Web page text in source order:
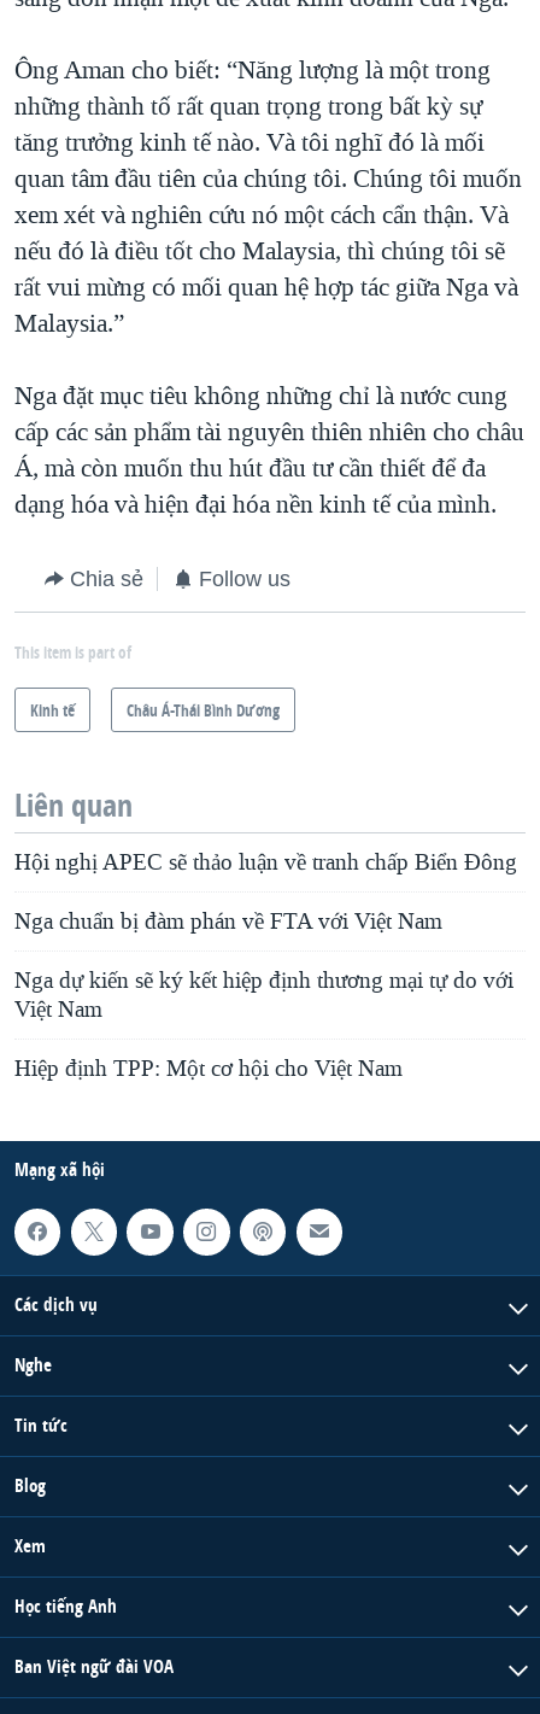
Ông Aman cho biết: “Năng lượng là một trong
những thành tố rất quan trọng trong bất kỳ sự
tăng trưởng kinh tế nào. Và tôi nghĩ đó là mối
quan tâm đầu tiên của chúng tôi. Chúng tôi muốn
xem xét và nghiên cứu nó một cách cẩn thận. Và
nếu đó là điều tốt cho Malaysia, thì chúng tôi sẽ
rất vui mừng có mối quan hệ hợp tác giữa Nga và
Malaysia.”
Nga đặt mục tiêu không những chỉ là nước cung
cấp các sản phẩm tài nguyên thiên nhiên cho châu
Á, mà còn muốn thu hút đầu tư cần thiết để đa
dạng hóa và hiện đại hóa nền kinh tế của mình.
Chia sẻ Follow us
This item is part of
Kinh tế Châu Á-Thái Bình Dương
Liên quan
Hội nghị APEC sẽ thảo luận về tranh chấp Biển Đông
Nga chuẩn bị đàm phán về FTA với Việt Nam
Nga dự kiến sẽ ký kết hiệp định thương mại tự do với
Việt Nam
Hiệp định TPP: Một cơ hội cho Việt Nam
Mạng xã hội
Các dịch vụ
Nghe
Tin tức
Blog
Xem
Học tiếng Anh
Ban Việt ngữ đài VOA